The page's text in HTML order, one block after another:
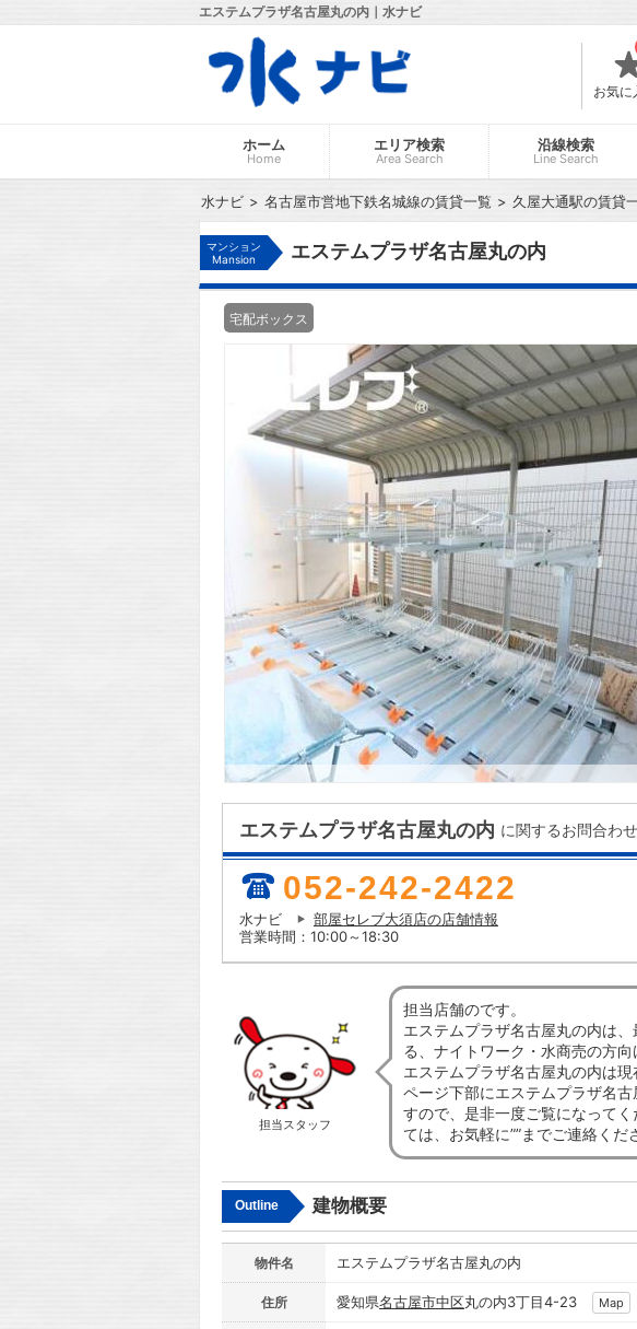
エステムプラザ名古屋丸の内｜水ナビ
お気に
ホーム
Home
エリア検索
Area Search
沿線検索
Line Search
水ナビ 名古屋市営地下鉄名城線の賃貸一覧 久屋大通駅の賃貸
マンション
Mansion
エステムプラザ名古屋丸の内
宅配ボックス
エステムプラザ名古屋丸の内 に関するお問合わ
052-242-2422
水ナビ
部屋セレブ大須店の店舗情報
営業時間：10:00～18:30
担当スタッフ
担当店舗のです。
エステムプラザ名古屋丸の内は
る、ナイトワーク・水商売の方向
エステムプラザ名古屋丸の内は
ページ下部にエステムプラザ名
すので、是非一度ご覧になって
ては、お気軽に””までご連絡くだ
Outline 建物概要
物件名 エステムプラザ名古屋丸の内
住所 愛知県名古屋市中区丸の内3丁目4-23 Map